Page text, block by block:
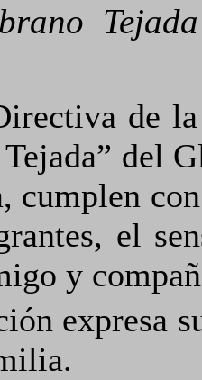
de
del
cumplen
el
y
expresa